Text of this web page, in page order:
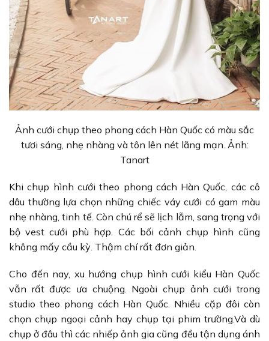
Ảnh cưới chụp theo phong cách Hàn Quốc có màu sắc
tươi sáng, nhẹ nhàng và tôn lên nét lãng mạn. Ảnh:
Tanart
Khi chụp hình cưới theo phong cách Hàn Quốc, các cô
dâu thường lựa chọn những chiếc váy cưới có gam màu
nhẹ nhàng, tinh tế. Còn chú rể sẽ lịch lẵm, sang trọng với
bộ vest cưới phù hợp. Các bối cảnh chụp hình cũng
không mấy cầu kỳ. Thậm chí rất đơn giản.
Cho đến nay, xu hướng chụp hình cưới kiểu Hàn Quốc
vẫn rất được ưa chuộng. Ngoài chụp ảnh cưới trong
studio theo phong cách Hàn Quốc. Nhiều cặp đôi còn
chọn chụp ngoại cảnh hay chụp tại phim trường.Và dù
chụp ở đâu thì các nhiếp ảnh gia cũng đều tận dụng ánh